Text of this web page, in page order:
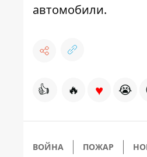
автомобили.
👍 🔥 ♥ 😭
ВОЙНА ПОЖАР